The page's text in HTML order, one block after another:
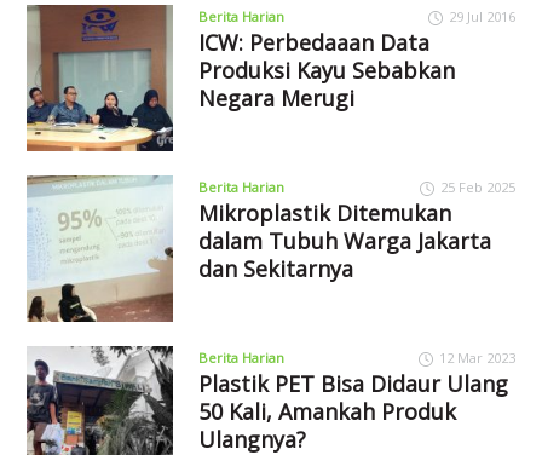
Berita Harian 29 Jul 2016
ICW: Perbedaaan Data
Produksi Kayu Sebabkan
Negara Merugi
Berita Harian 25 Feb 2025
Mikroplastik Ditemukan
dalam Tubuh Warga Jakarta
dan Sekitarnya
Berita Harian 12 Mar 2023
Plastik PET Bisa Didaur Ulang
50 Kali, Amankah Produk
Ulangnya?